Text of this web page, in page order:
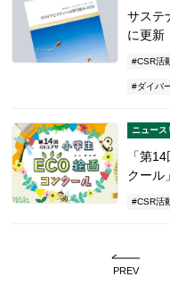
サステ
に更新
CSR活
ダイバ
ニュース
「第
クール
CSR活
PREV